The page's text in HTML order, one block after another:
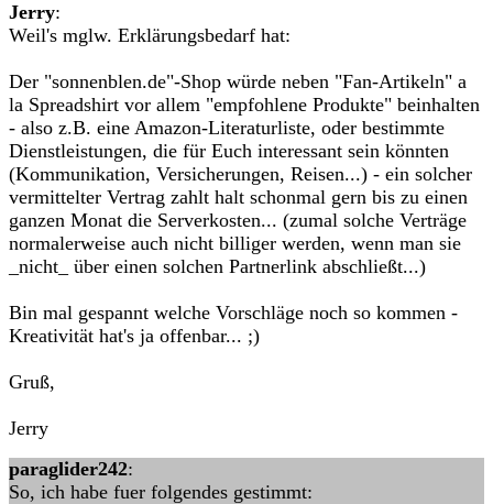
Jerry:
Weil's mglw. Erklärungsbedarf hat:
Der "sonnenblen.de"-Shop würde neben "Fan-Artikeln" a
la Spreadshirt vor allem "empfohlene Produkte" beinhalten
- also z.B. eine Amazon-Literaturliste, oder bestimmte
Dienstleistungen, die für Euch interessant sein könnten
(Kommunikation, Versicherungen, Reisen...) - ein solcher
vermittelter Vertrag zahlt halt schonmal gern bis zu einen
ganzen Monat die Serverkosten... (zumal solche Verträge
normalerweise auch nicht billiger werden, wenn man sie
_nicht_ über einen solchen Partnerlink abschließt...)
Bin mal gespannt welche Vorschläge noch so kommen -
Kreativität hat's ja offenbar... ;)
Gruß,
Jerry
paraglider242:
So, ich habe fuer folgendes gestimmt: